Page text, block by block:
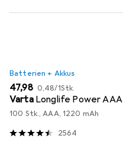
Batterien + Akkus
EUR
47,98 EUR
0,48/1Stk.
Varta Longlife Power AAA
100 Stk., AAA, 1220 mAh
2564